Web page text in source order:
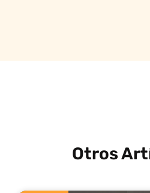
Otros